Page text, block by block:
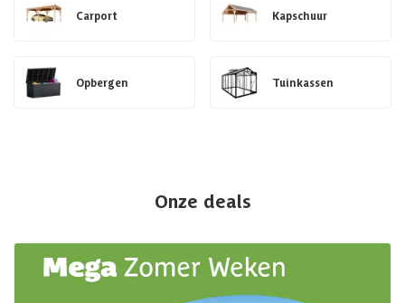
Carport Kapschuur
Opbergen Tuinkassen
Onze deals